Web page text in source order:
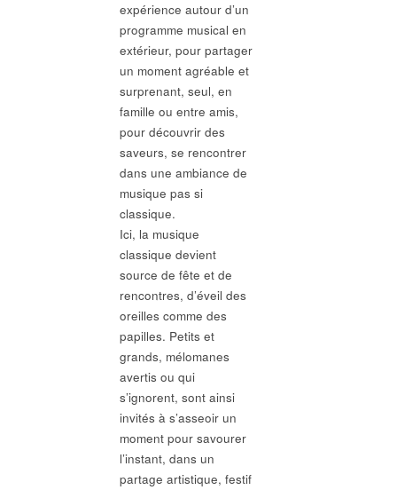
expérience autour d’un
programme musical en
extérieur, pour partager
un moment agréable et
surprenant, seul, en
famille ou entre amis,
pour découvrir des
saveurs, se rencontrer
dans une ambiance de
musique pas si
classique.
Ici, la musique
classique devient
source de fête et de
rencontres, d’éveil des
oreilles comme des
papilles. Petits et
grands, mélomanes
avertis ou qui
s’ignorent, sont ainsi
invités à s’asseoir un
moment pour savourer
l’instant, dans un
partage artistique, festif